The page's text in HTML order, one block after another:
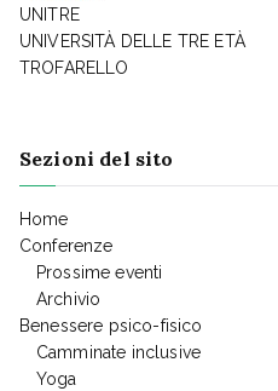
UNITRE
UNIVERSITÀ DELLE TRE ETÀ
TROFARELLO
Sezioni del sito
Home
Conferenze
Prossime eventi
Archivio
Benessere psico-fisico
Camminate inclusive
Yoga